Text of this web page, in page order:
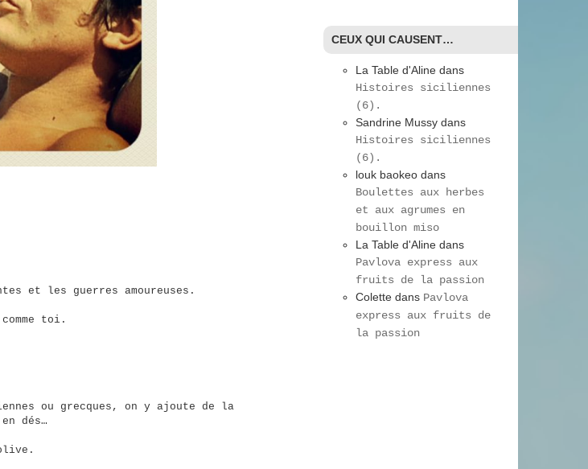
et les guerres amoureuses.
toi.
ou grecques, on y ajoute de la
dés…
CEUX QUI CAUSENT…
La Table d'Alinedans
Histoires siciliennes
(6).
Sandrine Mussydans
Histoires siciliennes
(6).
louk baokeodans
Boulettes aux herbes
et aux agrumes en
bouillon miso
La Table d'Alinedans
Pavlova express aux
fruits de la passion
Colettedans Pavlova
express aux fruits de
la passion